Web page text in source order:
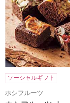
ソーシャルギフト
ホシフルーツ